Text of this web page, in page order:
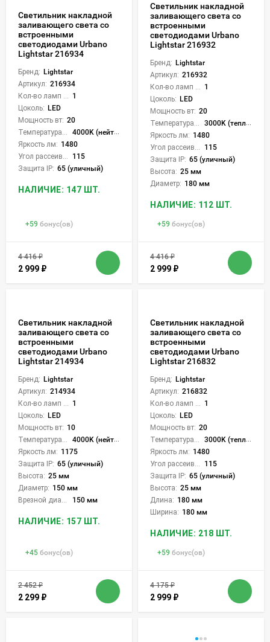
Светильник накладной
заливающего света со
встроенными
светодиодами Urbano
Lightstar 216934
Бренд: Lightstar
Артикул: 216934
1
Цоколь: LED
Мощность вт: 20
4000K (нейтральный)
Яркость лм: 1480
115
Защита IP: 65 (уличный)
НАЛИЧИЕ: 147 ШТ.
+59 бонус(ов)
4 416₽
2 999 ₽
Светильник накладной
заливающего света со
встроенными
светодиодами Urbano
Lightstar 216932
Бренд: Lightstar
Артикул: 216932
1
Цоколь: LED
Мощность вт: 20
3000K (теплый)
Яркость лм: 1480
115
Защита IP: 65 (уличный)
Высота: 25 мм
Диаметр: 180 мм
НАЛИЧИЕ: 112 ШТ.
+59 бонус(ов)
4 416₽
2 999 ₽
Светильник накладной
заливающего света со
встроенными
светодиодами Urbano
Lightstar 214934
Бренд: Lightstar
Артикул: 214934
1
Цоколь: LED
Мощность вт: 10
4000K (нейтральный)
Яркость лм: 1175
Защита IP: 65 (уличный)
Высота: 25 мм
Диаметр: 150 мм
150 мм
НАЛИЧИЕ: 157 ШТ.
+45 бонус(ов)
2 452₽
2 299 ₽
Светильник накладной
заливающего света со
встроенными
светодиодами Urbano
Lightstar 216832
Бренд: Lightstar
Артикул: 216832
1
Цоколь: LED
Мощность вт: 20
3000K (теплый)
Яркость лм: 1480
115
Защита IP: 65 (уличный)
Высота: 25 мм
Длина: 180 мм
Ширина: 180 мм
НАЛИЧИЕ: 218 ШТ.
+59 бонус(ов)
4 175₽
2 999 ₽